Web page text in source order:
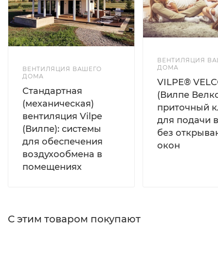
ВЕНТИЛЯЦИЯ ВАШЕГО
ДОМА
Стандартная
(механическая)
вентиляция Vilpe
(Вилпе): системы
для обеспечения
воздухообмена в
помещениях
ВЕНТИЛЯЦИЯ
ДОМА
VILPE®
(Вилпе
приточный
для подачи
без
окон
С этим товаром покупают